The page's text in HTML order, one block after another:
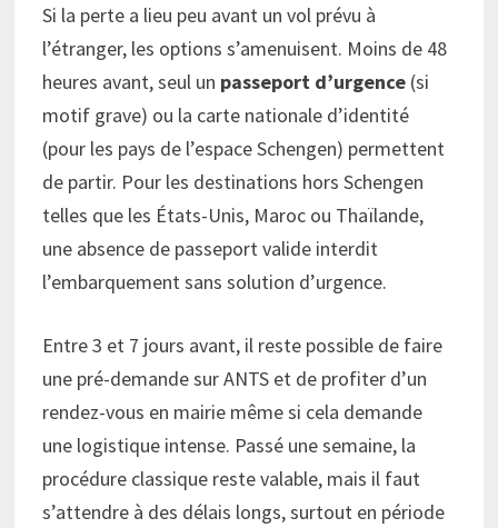
Si la perte a lieu peu avant un vol prévu à
l’étranger, les options s’amenuisent. Moins de 48
heures avant, seul un passeport d’urgence (si
motif grave) ou la carte nationale d’identité
(pour les pays de l’espace Schengen) permettent
de partir. Pour les destinations hors Schengen
telles que les États-Unis, Maroc ou Thaïlande,
une absence de passeport valide interdit
l’embarquement sans solution d’urgence.
Entre 3 et 7 jours avant, il reste possible de faire
une pré-demande sur ANTS et de profiter d’un
rendez-vous en mairie même si cela demande
une logistique intense. Passé une semaine, la
procédure classique reste valable, mais il faut
s’attendre à des délais longs, surtout en période